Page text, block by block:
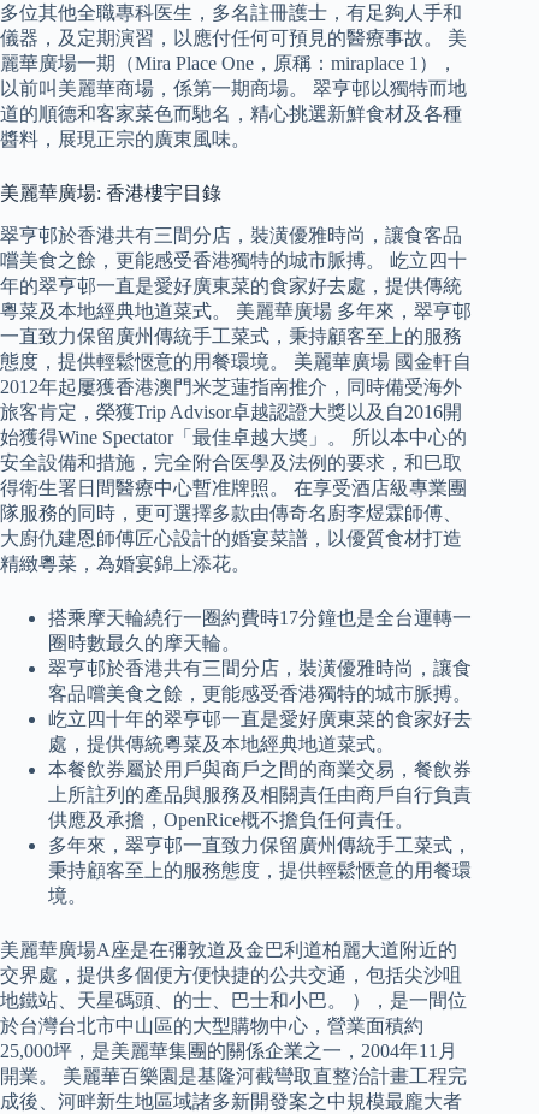
多位其他全職專科医生，多名註冊護士，有足夠人手和
儀器，及定期演習，以應付任何可預見的醫療事故。 美
麗華廣場一期（Mira Place One，原稱：miraplace 1），
以前叫美麗華商場，係第一期商場。 翠亨邨以獨特而地
道的順德和客家菜色而馳名，精心挑選新鮮食材及各種
醬料，展現正宗的廣東風味。
美麗華廣場: 香港樓宇目錄
翠亨邨於香港共有三間分店，裝潢優雅時尚，讓食客品
嚐美食之餘，更能感受香港獨特的城市脈搏。 屹立四十
年的翠亨邨一直是愛好廣東菜的食家好去處，提供傳統
粵菜及本地經典地道菜式。 美麗華廣場 多年來，翠亨邨
一直致力保留廣州傳統手工菜式，秉持顧客至上的服務
態度，提供輕鬆愜意的用餐環境。 美麗華廣場 國金軒自
2012年起屢獲香港澳門米芝蓮指南推介，同時備受海外
旅客肯定，榮獲Trip Advisor卓越認證大獎以及自2016開
始獲得Wine Spectator「最佳卓越大奬」。 所以本中心的
安全設備和措施，完全附合医學及法例的要求，和巳取
得衛生署日間醫療中心暫准牌照。 在享受酒店級專業團
隊服務的同時，更可選擇多款由傳奇名廚李煜霖師傅、
大廚仇建恩師傅匠心設計的婚宴菜譜，以優質食材打造
精緻粵菜，為婚宴錦上添花。
搭乘摩天輪繞行一圈約費時17分鐘也是全台運轉一
圈時數最久的摩天輪。
翠亨邨於香港共有三間分店，裝潢優雅時尚，讓食
客品嚐美食之餘，更能感受香港獨特的城市脈搏。
屹立四十年的翠亨邨一直是愛好廣東菜的食家好去
處，提供傳統粵菜及本地經典地道菜式。
本餐飲券屬於用戶與商戶之間的商業交易，餐飲券
上所註列的產品與服務及相關責任由商戶自行負責
供應及承擔，OpenRice概不擔負任何責任。
多年來，翠亨邨一直致力保留廣州傳統手工菜式，
秉持顧客至上的服務態度，提供輕鬆愜意的用餐環
境。
美麗華廣場A座是在彌敦道及金巴利道柏麗大道附近的
交界處，提供多個便方便快捷的公共交通，包括尖沙咀
地鐵站、天星碼頭、的士、巴士和小巴。 ），是一間位
於台灣台北市中山區的大型購物中心，營業面積約
25,000坪，是美麗華集團的關係企業之一，2004年11月
開業。 美麗華百樂園是基隆河截彎取直整治計畫工程完
成後、河畔新生地區域諸多新開發案之中規模最龐大者